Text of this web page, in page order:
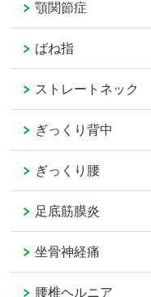
顎関節症
ばね指
ストレートネック
ぎっくり背中
ぎっくり腰
足底筋膜炎
坐骨神経痛
腰椎ヘルニア